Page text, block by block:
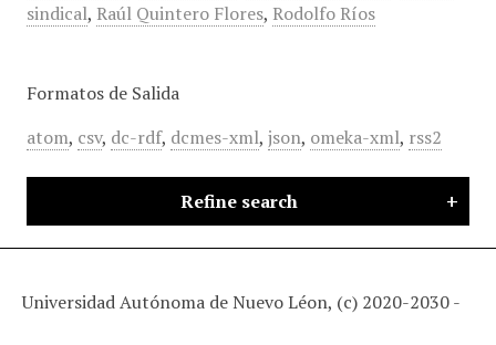
sindical, Raúl Quintero Flores, Rodolfo Ríos
Formatos de Salida
atom, csv, dc-rdf, dcmes-xml, json, omeka-xml, rss2
Refine search
Universidad Autónoma de Nuevo Léon, (c) 2020-2030 -